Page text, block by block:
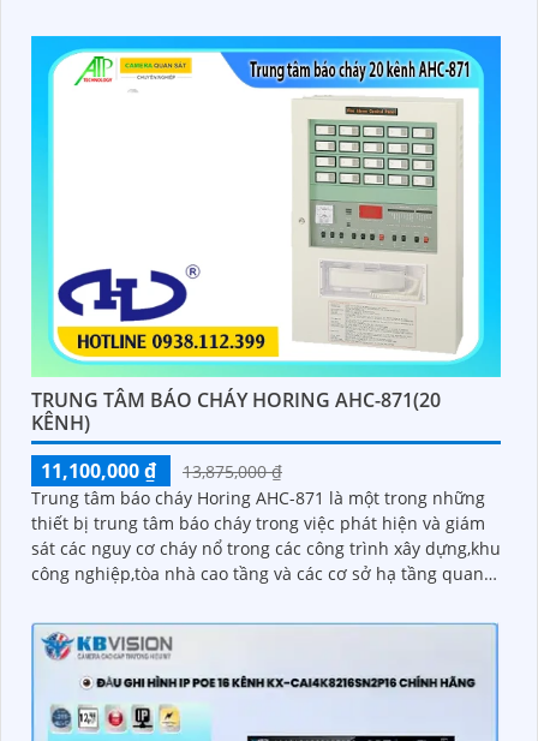
TRUNG TÂM BÁO CHÁY HORING AHC-871(20
KÊNH)
11,100,000 ₫
13,875,000 ₫
Trung tâm báo cháy Horing AHC-871 là một trong những
thiết bị trung tâm báo cháy trong việc phát hiện và giám
sát các nguy cơ cháy nổ trong các công trình xây dựng,khu
công nghiệp,tòa nhà cao tầng và các cơ sở hạ tầng quan
đến một giải pháp hiệu quả và an toàn cho các hệ thống
báo cháy chuyên nghiệp.